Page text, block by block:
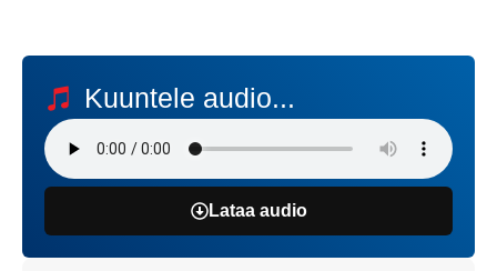
Kuuntele audio...
Lataa audio